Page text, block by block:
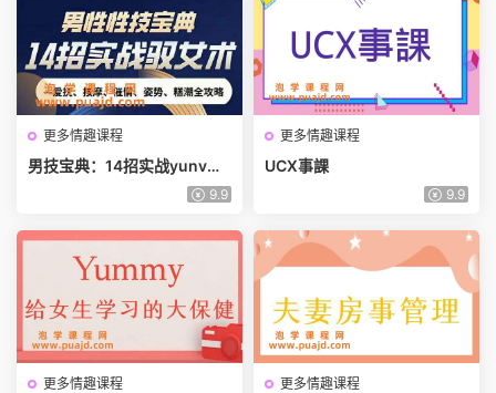
更多情趣课程
男技宝典：14招实战yunv术
9.9
更多情趣课程
UCX事課
9.9
更多情趣课程 更多情趣课程